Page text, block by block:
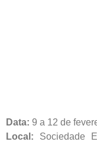
Data: 9 a 12 de
Local: Sociedade